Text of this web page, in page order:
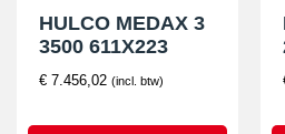
HULCO MEDAX 3
3500 611X223
€ 7.456,02 (incl. btw)